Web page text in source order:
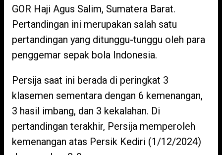
GOR Haji Agus Salim, Sumatera Barat.
Pertandingan ini merupakan salah satu
pertandingan yang ditunggu-tunggu oleh para
penggemar sepak bola Indonesia.
Persija saat ini berada di peringkat 3
klasemen sementara dengan 6 kemenangan,
3 hasil imbang, dan 3 kekalahan. Di
pertandingan terakhir, Persija memperoleh
kemenangan atas Persik Kediri (1/12/2024)